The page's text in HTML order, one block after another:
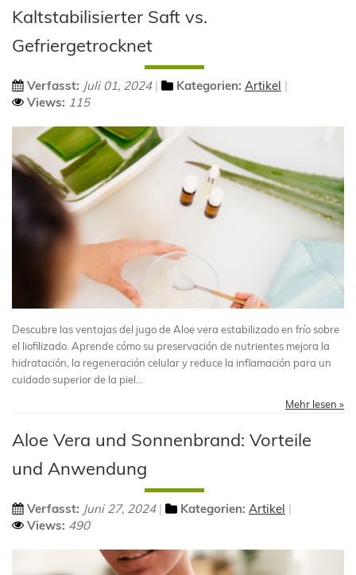
Kaltstabilisierter Saft vs.
Gefriergetrocknet
Verfasst: Juli 01, 2024 Kategorien: Artikel
Views: 115
Descubre las ventajas del jugo de Aloe vera estabilizado en frío sobre
el liofilizado. Aprende cómo su preservación de nutrientes mejora la
hidratación, la regeneración celular y reduce la inflamación para un
cuidado superior de la piel...
Mehr lesen »
Aloe Vera und Sonnenbrand: Vorteile
und Anwendung
Verfasst: Juni 27, 2024 Kategorien: Artikel
Views: 490